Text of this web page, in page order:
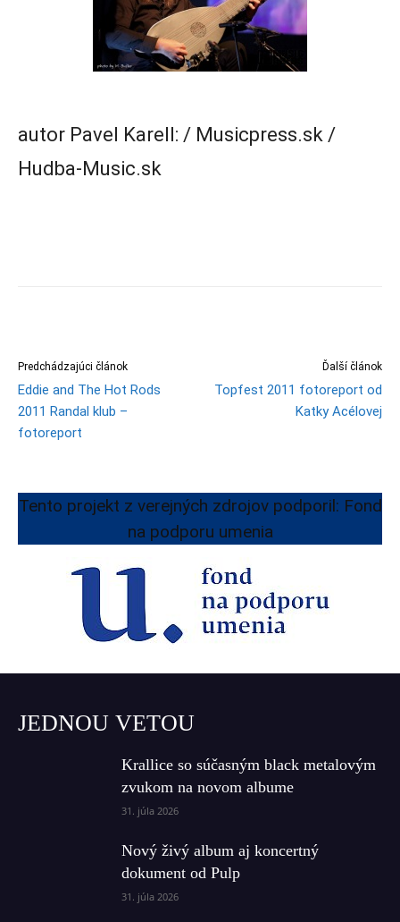
autor Pavel Karell: / Musicpress.sk /
Hudba-Music.sk
Predchádzajúci článok
Eddie and The Hot Rods
2011 Randal klub –
fotoreport
Ďalší článok
Topfest 2011 fotoreport od
Katky Acélovej
Tento projekt z verejných zdrojov podporil: Fond
na podporu umenia
JEDNOU VETOU
Krallice so súčasným black metalovým
zvukom na novom albume
31. júla 2026
Nový živý album aj koncertný
dokument od Pulp
31. júla 2026